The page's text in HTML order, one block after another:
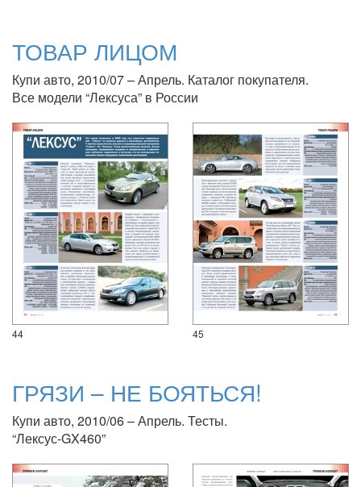
ТОВАР ЛИЦОМ
Купи авто, 2010/07 – Апрель. Каталог покупателя.
Все модели “Лексуса” в России
44 45
ГРЯЗИ – НЕ БОЯТЬСЯ!
Купи авто, 2010/06 – Апрель. Тесты.
“Лексус-GX460”